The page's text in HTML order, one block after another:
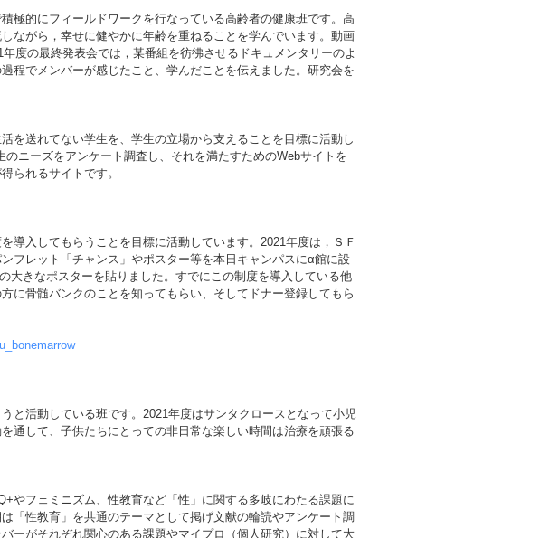
極的にフィールドワークを行なっている高齢者の健康班です。高
ながら，幸せに健やかに年齢を重ねることを学んでいます。動画
度の最終発表会では，某番組を彷彿させるドキュメンタリーのよ
程でメンバーが感じたこと、学んだことを伝えました。研究会を
を送れてない学生を、学生の立場から支えることを目標に活動し
ニーズをアンケート調査し、それを満たすためのWebサイトを
られるサイトです。
導入してもらうことを目標に活動しています。2021年度は，ＳＦ
フレット「チャンス」やポスター等を本日キャンパスにα館に設
大きなポスターを貼りました。すでにこの制度を導入している他
に骨髄バンクのことを知ってもらい、そしてドナー登録してもら
と活動している班です。2021年度はサンタクロースとなって小児
通して、子供たちにとっての非日常な楽しい時間は治療を頑張る
やフェミニズム、性教育など「性」に関する多岐にわたる課題に
「性教育」を共通のテーマとして掲げ文献の輪読やアンケート調
ーがそれぞれ関心のある課題やマイプロ（個人研究）に対して大